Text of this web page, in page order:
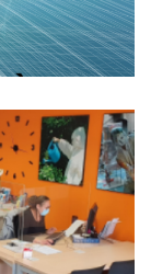
BAIX